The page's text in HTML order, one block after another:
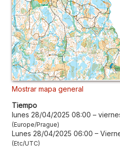
Mostrar mapa general
Tiempo
lunes 28/04/2025 08:00 –
Europe/Prague
Lunes 28/04/2025 06:00 –
Etc/UTC